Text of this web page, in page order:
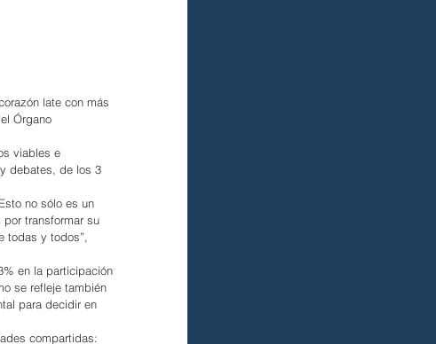
late con más
Órgano
viables e
debates, de los 3
no sólo es un
transformar su
todas y todos”,
en la participación
se refleje también
para decidir en
compartidas: